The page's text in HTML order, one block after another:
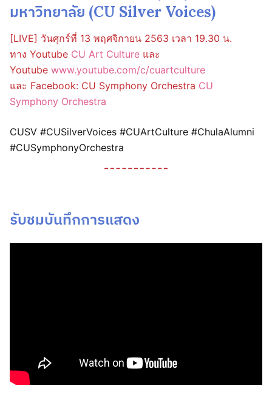
มหาวิทยาลัย (CU Silver Voices)
[LIVE] วันศุกร์ที่ 13 พฤศจิกายน 2563 เวลา 19.30 น.
ทาง Youtube CU Art Culture และ
Youtube www.youtube.com/c/cuartculture
และ Facebook: CU Symphony Orchestra CU
Symphony Orchestra
CUSV #CUSilverVoices #CUArtCulture #ChulaAlumni
#CUSymphonyOrchestra
รับชมบันทึกการแสดง